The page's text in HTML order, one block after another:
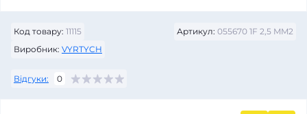
Код товару: 11115 Артикул: 055670 1F 2,5 MM2
Виробник: VYRTYCH
Відгуки: 0